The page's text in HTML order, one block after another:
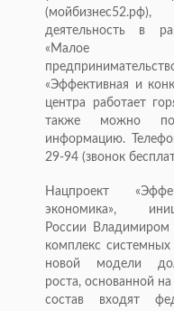
деятельность в
«Эффективная и
центра работает
также можно
информацию.
29-94 (звонок
Нацпроект
экономика»,
России Владимиром
комплекс
новой модели
роста, основанной
состав входят